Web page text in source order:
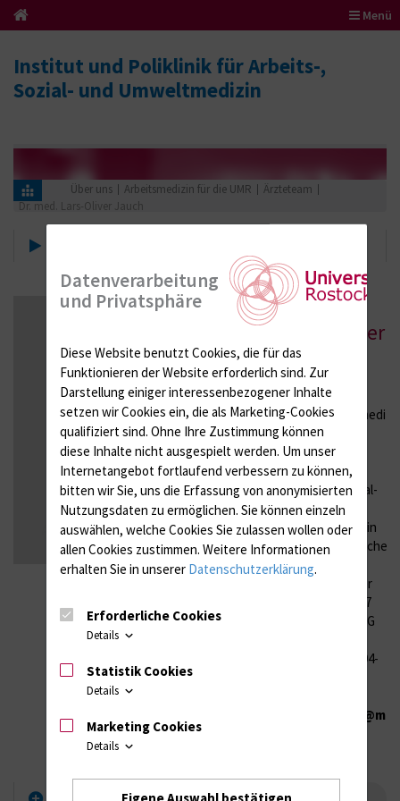
Menü
Institut und Poliklinik für Arbeits-,
Sozial- und Umweltmedizin
Über uns Arbeitsmedizin für die UMR
Ärzteteam
Dr. med. Lars-Oliver Jauch
Dr. med.
Lars-Oliver
Jauch
Büro:
Rostock
Institut und
Poliklinik für
Arbeits-, Sozial-
und
Umweltmedizin
Betriebsärztlicher
Dienst
Trotzenburger
Weg 15 / 18057
Rostock / 2. OG
+49 381/494-
Datenverarbeitung
und Privatsphäre
Diese Website benutzt Cookies, die für das
Funktionieren der Website erforderlich sind. Zur
Darstellung einiger interessenbezogener Inhalte
setzen wir Cookies ein, die als Marketing-Cookies
qualifiziert sind. Ohne Ihre Zustimmung können
diese Inhalte nicht ausgespielt werden. Um unser
Internetangebot fortlaufend verbessern zu können,
bitten wir Sie, uns die Erfassung von anonymisierten
Nutzungsdaten zu ermöglichen. Sie können einzeln
auswählen, welche Cookies Sie zulassen wollen oder
allen Cookies zustimmen. Weitere Informationen
erhalten Sie in unserer Datenschutzerklärung.
Erforderliche Cookies
Details
Statistik Cookies
Details
Marketing Cookies
Details